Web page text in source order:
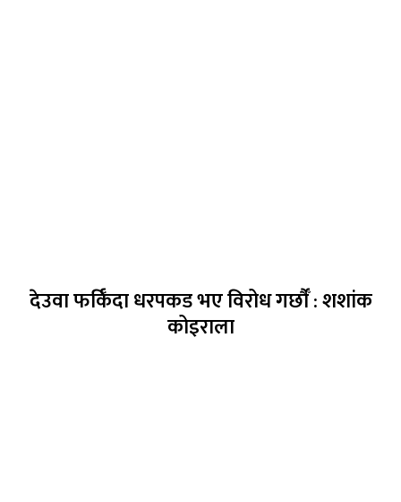
देउवा फर्किँदा धरपकड भए विरोध गर्छौँं : शशांक
कोइराला